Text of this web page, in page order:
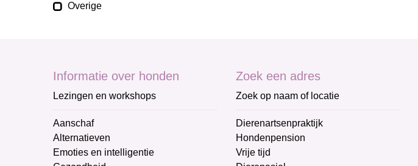
Overige
Informatie over honden
Lezingen en workshops
Aanschaf
Alternatieven
Emoties en intelligentie
Zoek een adres
Zoek op naam of locatie
Dierenartsenpraktijk
Hondenpension
Vrije tijd